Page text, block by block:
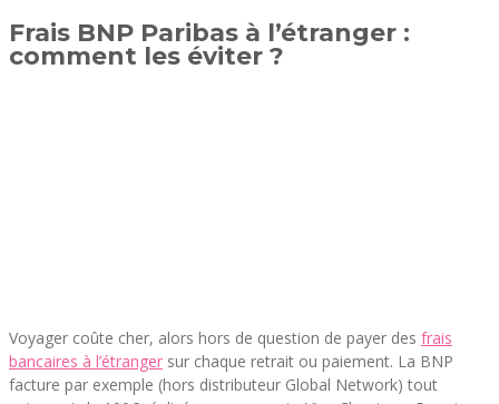
Frais BNP Paribas à l’étranger :
comment les éviter ?
Voyager coûte cher, alors hors de question de payer des frais
bancaires à l’étranger sur chaque retrait ou paiement. La BNP
facture par exemple (hors distributeur Global Network) tout